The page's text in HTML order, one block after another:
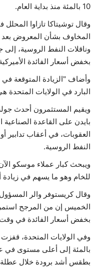
10 بالمئة منذ بداية العام.
وقال توشيتاكا تازاوا
المخاوف بشأن المعروض بعد
وناقلات النفط الروسية،
بخفض أسعار الفائدة
وأضاف "الزيادة المتوقعة
البارد في الولايات
ويقيم المستثمرون أحدث
بايدن على القاعدة
العقوبات، في أعقاب تدابير
النفط الروسية.
ويبحث كبار عملاء موسكو
للخام وهو ما يسهم في
وقال كريستوفر والر
الخميس إن من المرجح
بخفض أسعار الفائدة في
وفي الولايات المتحدة، قفزت
بالمئة إلى أعلى مستوى
بطقس أشد برودة خلال عطلة